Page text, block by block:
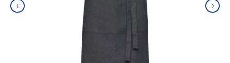
‹ ›